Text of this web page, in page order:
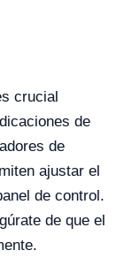
crucial
de
de
ajustar el
de control.
de que el